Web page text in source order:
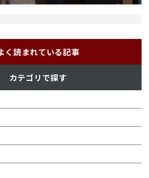
く読まれている記事
カテゴリで探す